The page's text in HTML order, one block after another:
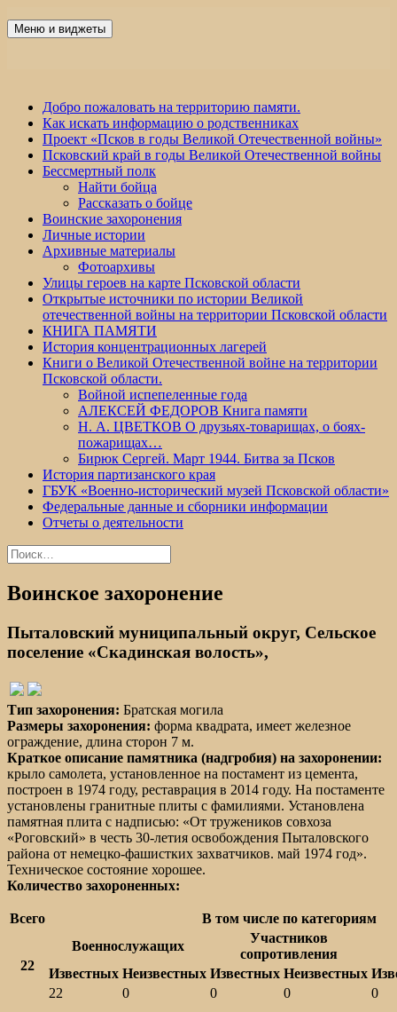
Победа 60
Меню и виджеты
Добро пожаловать на территорию памяти.
Как искать информацию о родственниках
Проект «Псков в годы Великой Отечественной войны»
Псковский край в годы Великой Отечественной войны
Бессмертный полк
Найти бойца
Рассказать о бойце
Воинские захоронения
Личные истории
Архивные материалы
Фотоархивы
Улицы героев на карте Псковской области
Открытые источники по истории Великой
отечественной войны на территории Псковской области
КНИГА ПАМЯТИ
История концентрационных лагерей
Книги о Великой Отечественной войне на территории
Псковской области.
Войной испепеленные года
АЛЕКСЕЙ ФЕДОРОВ Книга памяти
Н. А. ЦВЕТКОВ О друзьях-товарищах, о боях-
пожарищах…
Бирюк Сергей. Март 1944. Битва за Псков
История партизанского края
ГБУК «Военно-исторический музей Псковской области»
Федеральные данные и сборники информации
Отчеты о деятельности
Найти:
Воинское захоронение
Пыталовский муниципальный округ, Сельское
поселение «Скадинская волость»,
Тип захоронения: Братская могила
Размеры захоронения: форма квадрата, имеет железное
ограждение, длина сторон 7 м.
Краткое описание памятника (надгробия) на захоронении:
крыло самолета, установленное на постамент из цемента,
построен в 1974 году, реставрация в 2014 году. На постаменте
установлены гранитные плиты с фамилиями. Установлена
памятная плита с надписью: «От тружеников совхоза
«Роговский» в честь 30-летия освобождения Пыталовского
района от немецко-фашистких захватчиков. май 1974 год».
Техническое состояние хорошее.
Количество захороненных:
Всего В том числе по категориям
22
Военнослужащих
Участников
сопротивления
Известных Неизвестных Известных Неизвестных
22
0 0 0 0